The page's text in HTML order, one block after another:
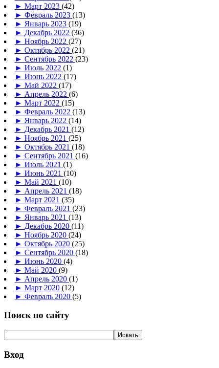
► Март 2023 (42)
► Февраль 2023 (13)
► Январь 2023 (19)
► Декабрь 2022 (36)
► Ноябрь 2022 (27)
► Октябрь 2022 (21)
► Сентябрь 2022 (23)
► Июль 2022 (1)
► Июнь 2022 (17)
► Май 2022 (17)
► Апрель 2022 (6)
► Март 2022 (15)
► Февраль 2022 (13)
► Январь 2022 (14)
► Декабрь 2021 (12)
► Ноябрь 2021 (25)
► Октябрь 2021 (18)
► Сентябрь 2021 (16)
► Июль 2021 (1)
► Июнь 2021 (10)
► Май 2021 (10)
► Апрель 2021 (18)
► Март 2021 (35)
► Февраль 2021 (23)
► Январь 2021 (13)
► Декабрь 2020 (11)
► Ноябрь 2020 (24)
► Октябрь 2020 (25)
► Сентябрь 2020 (18)
► Июнь 2020 (4)
► Май 2020 (9)
► Апрель 2020 (1)
► Март 2020 (12)
► Февраль 2020 (5)
Поиск по сайту
Вход